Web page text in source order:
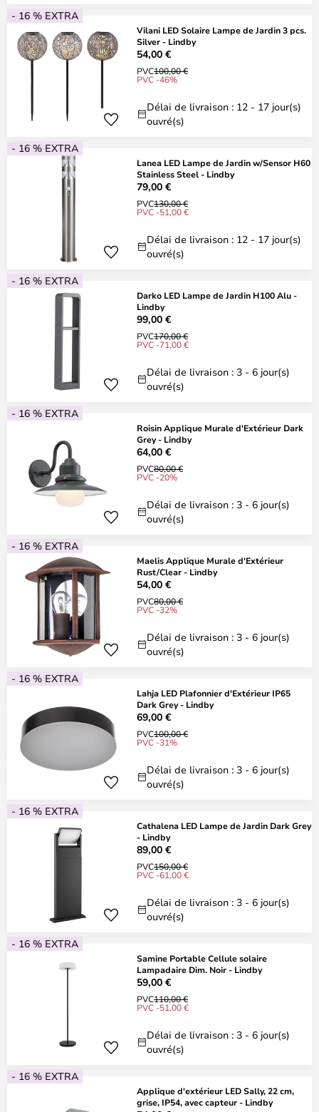
- 16 % EXTRA
Vilani LED Solaire Lampe de Jardin 3 pcs.
Silver - Lindby
54,00 €
PVC100,00 €
PVC -46%
Délai de livraison : 12 - 17 jour(s)
ouvré(s)
- 16 % EXTRA
Lanea LED Lampe de Jardin w/Sensor H60
Stainless Steel - Lindby
79,00 €
PVC130,00 €
PVC -51,00 €
Délai de livraison : 12 - 17 jour(s)
ouvré(s)
- 16 % EXTRA
Darko LED Lampe de Jardin H100 Alu -
Lindby
99,00 €
PVC170,00 €
PVC -71,00 €
Délai de livraison : 3 - 6 jour(s)
ouvré(s)
- 16 % EXTRA
Roisin Applique Murale d'Extérieur Dark
Grey - Lindby
64,00 €
PVC80,00 €
PVC -20%
Délai de livraison : 3 - 6 jour(s)
ouvré(s)
- 16 % EXTRA
Maelis Applique Murale d'Extérieur
Rust/Clear - Lindby
54,00 €
PVC80,00 €
PVC -32%
Délai de livraison : 3 - 6 jour(s)
ouvré(s)
- 16 % EXTRA
Lahja LED Plafonnier d'Extérieur IP65
Dark Grey - Lindby
69,00 €
PVC100,00 €
PVC -31%
Délai de livraison : 3 - 6 jour(s)
ouvré(s)
- 16 % EXTRA
Cathalena LED Lampe de Jardin Dark Grey
- Lindby
89,00 €
PVC150,00 €
PVC -61,00 €
Délai de livraison : 3 - 6 jour(s)
ouvré(s)
- 16 % EXTRA
Samine Portable Cellule solaire
Lampadaire Dim. Noir - Lindby
59,00 €
PVC110,00 €
PVC -51,00 €
Délai de livraison : 3 - 6 jour(s)
ouvré(s)
- 16 % EXTRA
Applique d'extérieur LED Sally, 22 cm,
grise, IP54, avec capteur - Lindby